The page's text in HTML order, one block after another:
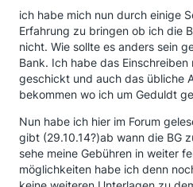
ich habe mich nun durch einige
Erfahrung zu bringen ob ich die
nicht. Wie sollte es anders sein
Bank. Ich habe das
geschickt und auch das übliche
bekommen wo ich um Geduldt
Nun habe ich hier im Forum
gibt (29.10.14?)ab wann die BG
sehe meine Gebühren in weiter
möglichkeiten habe ich denn